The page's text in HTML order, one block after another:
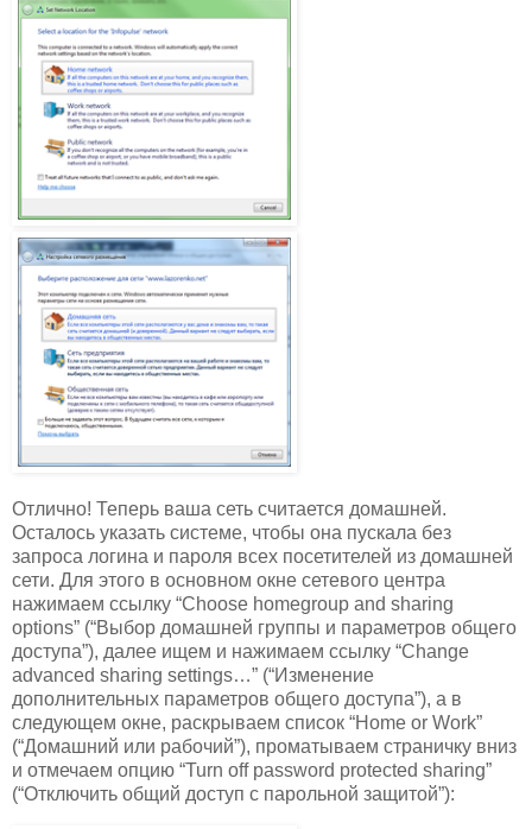
Отлично! Теперь ваша сеть считается домашней.
Осталось указать системе, чтобы она пускала без
запроса логина и пароля всех посетителей из домашней
сети. Для этого в основном окне сетевого центра
нажимаем ссылку “Choose homegroup and sharing
options” (“Выбор домашней группы и параметров общего
доступа”), далее ищем и нажимаем ссылку “Change
advanced sharing settings…” (“Изменение
дополнительных параметров общего доступа”), а в
следующем окне, раскрываем список “Home or Work”
(“Домашний или рабочий”), проматываем страничку вниз
и отмечаем опцию “Turn off password protected sharing”
(“Отключить общий доступ с парольной защитой”):